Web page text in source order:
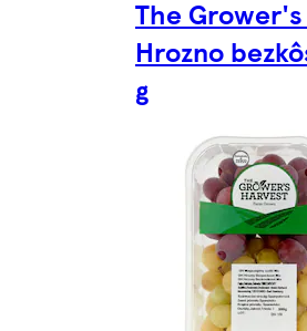
The
Hrozno
g